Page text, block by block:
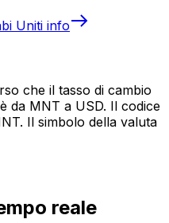
Uniti info
che il tasso di cambio
da MNT a USD. Il codice
Il simbolo della valuta
reale